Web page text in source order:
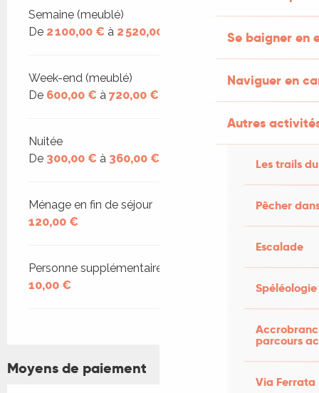
Se baigner en
Naviguer en
Autres
Les trails
Pêcher
Escalade
Spéléologie
parcours
Via Ferrata
Tarifs 2026
Semaine (meublé)
De 2 100,00 € à 2 520,00 €
Week-end (meublé)
De 600,00 € à 720,00 €
Nuitée
De 300,00 € à 360,00 €
Ménage en fin de séjour
120,00 €
Personne supplémentaire (Chambres d'hôtes)
10,00 €
Moyens de paiement